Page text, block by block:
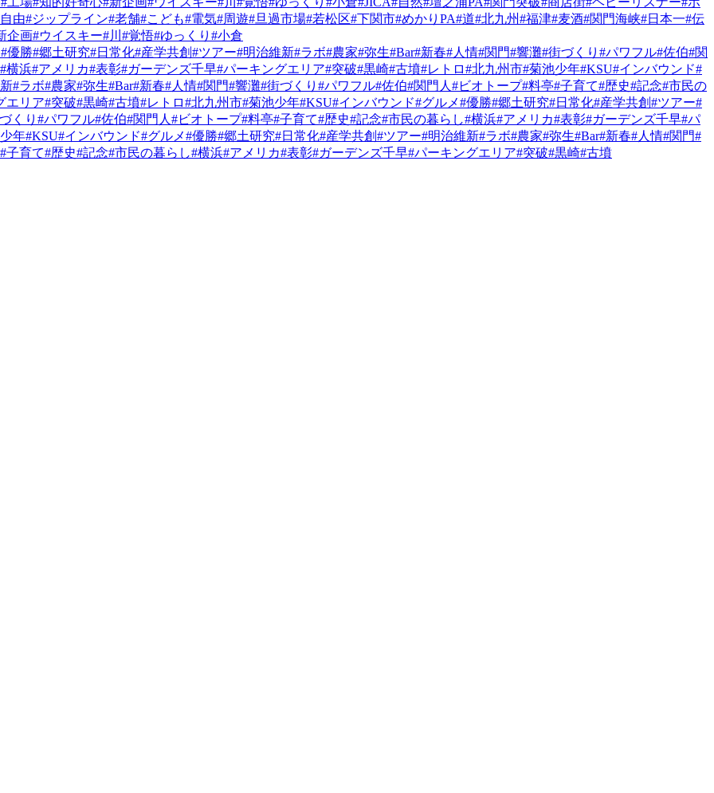
由#ジップライン#老舗#こども#電気#周遊#旦過市場#若松区#下関市#めかりPA#道#北九州#福津#麦酒#関門海峡#日本一#伝
企画#ウイスキー#川 #覚悟#ゆっくり #小倉
#優勝#郷土研究#日常化#産学共創#ツアー#明治維新#ラボ#農家#弥生#Bar#新春#人情#関門#響灘#街づくり #パワフル#佐伯#関
#横浜#アメリカ#表彰#ガーデンズ千早#パーキングエリア#突破#黒崎#古墳#レトロ#北九州市#菊池少年#KSU#インバウンド#
#ラボ#農家#弥生#Bar#新春#人情#関門#響灘#街づくり #パワフル#佐伯#関門人 #ビオトープ#料亭#子育て#歴史#記念#市民の
エリア#突破#黒崎#古墳#レトロ#北九州市#菊池少年#KSU#インバウンド#グルメ#優勝#郷土研究#日常化#産学共創#ツアー#
くり #パワフル#佐伯#関門人 #ビオトープ#料亭#子育て#歴史#記念#市民の暮らし#横浜#アメリカ#表彰#ガーデンズ千早#パ
年#KSU#インバウンド#グルメ#優勝#郷土研究#日常化#産学共創#ツアー#明治維新#ラボ#農家#弥生#Bar#新春#人情#関門#
#子育て#歴史#記念#市民の暮らし#横浜#アメリカ#表彰#ガーデンズ千早#パーキングエリア#突破#黒崎#古墳